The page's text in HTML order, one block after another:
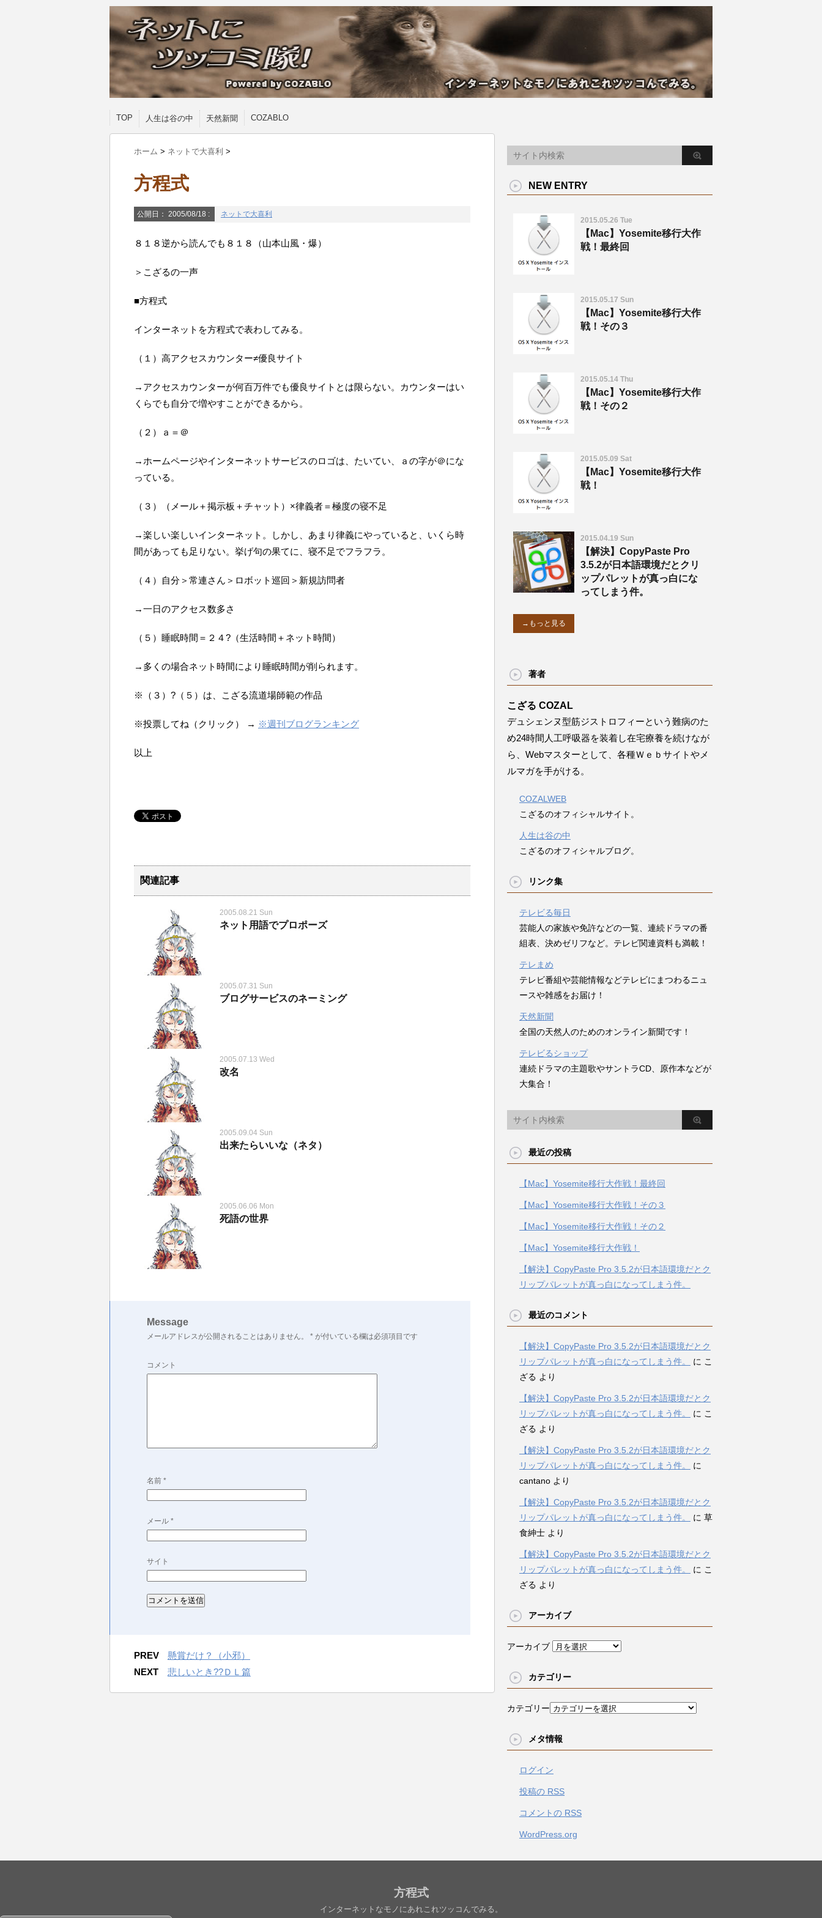
TOP 人生は谷の中 天然新聞 COZABLO
ホーム > ネットで大喜利 >
方程式
公開日： 2005/08/18 : ネットで大喜利
８１８逆から読んでも８１８（山本山風・爆）
＞こざるの一声
■方程式
インターネットを方程式で表わしてみる。
（１）高アクセスカウンター≠優良サイト
→アクセスカウンターが何百万件でも優良サイトとは限らない。カウンターはい
くらでも自分で増やすことができるから。
（２）ａ＝＠
→ホームページやインターネットサービスのロゴは、たいてい、ａの字が＠にな
っている。
（３）（メール＋掲示板＋チャット）×律義者＝極度の寝不足
→楽しい楽しいインターネット。しかし、あまり律義にやっていると、いくら時
間があっても足りない。挙げ句の果てに、寝不足でフラフラ。
（４）自分＞常連さん＞ロボット巡回＞新規訪問者
→一日のアクセス数多さ
（５）睡眠時間＝２４?（生活時間＋ネット時間）
→多くの場合ネット時間により睡眠時間が削られます。
※（３）?（５）は、こざる流道場師範の作品
※投票してね（クリック） → ※週刊ブログランキング
以上
関連記事
2005.08.21 Sun
ネット用語でプロポーズ
2005.07.31 Sun
ブログサービスのネーミング
2005.07.13 Wed
改名
2005.09.04 Sun
出来たらいいな（ネタ）
2005.06.06 Mon
死語の世界
Message
メールアドレスが公開されることはありません。 * が付いている欄は必須項目です
コメント
名前 *
メール *
サイト
PREV
懸賞だけ？（小邪）
NEXT
悲しいとき??ＤＬ篇
NEW ENTRY
2015.05.26 Tue
【Mac】Yosemite移行大作
戦！最終回
2015.05.17 Sun
【Mac】Yosemite移行大作
戦！その３
2015.05.14 Thu
【Mac】Yosemite移行大作
戦！その２
2015.05.09 Sat
【Mac】Yosemite移行大作
戦！
2015.04.19 Sun
【解決】CopyPaste Pro
3.5.2が日本語環境だとクリ
ップパレットが真っ白にな
ってしまう件。
→もっと見る
著者
こざる COZAL
デュシェンヌ型筋ジストロフィーという難病のた
め24時間人工呼吸器を装着し在宅療養を続けなが
ら、Webマスターとして、各種Ｗｅｂサイトやメ
ルマガを手がける。
COZALWEB
こざるのオフィシャルサイト。
人生は谷の中
こざるのオフィシャルブログ。
リンク集
テレビる毎日
芸能人の家族や免許などの一覧、連続ドラマの番
組表、決めゼリフなど。テレビ関連資料も満載！
テレまめ
テレビ番組や芸能情報などテレビにまつわるニュ
ースや雑感をお届け！
天然新聞
全国の天然人のためのオンライン新聞です！
テレビるショップ
連続ドラマの主題歌やサントラCD、原作本などが
大集合！
最近の投稿
【Mac】Yosemite移行大作戦！最終回
【Mac】Yosemite移行大作戦！その３
【Mac】Yosemite移行大作戦！その２
【Mac】Yosemite移行大作戦！
【解決】CopyPaste Pro 3.5.2が日本語環境だとク
リップパレットが真っ白になってしまう件。
最近のコメント
【解決】CopyPaste Pro 3.5.2が日本語環境だとク
リップパレットが真っ白になってしまう件。
に こ
ざる より
【解決】CopyPaste Pro 3.5.2が日本語環境だとク
リップパレットが真っ白になってしまう件。
に こ
ざる より
【解決】CopyPaste Pro 3.5.2が日本語環境だとク
リップパレットが真っ白になってしまう件。
に
cantano より
【解決】CopyPaste Pro 3.5.2が日本語環境だとク
リップパレットが真っ白になってしまう件。
に 草
食紳士 より
【解決】CopyPaste Pro 3.5.2が日本語環境だとク
リップパレットが真っ白になってしまう件。
に こ
ざる より
アーカイブ
アーカイブ
カテゴリー
カテゴリー
メタ情報
ログイン
投稿の RSS
コメントの RSS
WordPress.org
方程式
インターネットなモノにあれこれツッコんでみる。